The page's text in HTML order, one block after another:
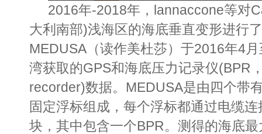
2016年-2018年，lannaccone等对
大利南部)浅海区的海底垂直变形进行
MEDUSA（读作美杜莎） 于2016年4
湾获取的GPS和海底压力记录仪(BPR
recorder)数据。 MEDUSA是由四个带
固定浮标组成，每个浮标都通过电缆
块，其中包含一个BPR。测得的海底